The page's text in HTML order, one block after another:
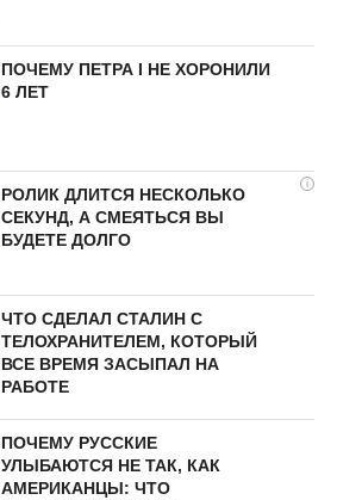
ПОЧЕМУ ПЕТРА I НЕ ХОРОНИЛИ
6 ЛЕТ
i
РОЛИК ДЛИТСЯ НЕСКОЛЬКО
СЕКУНД, А СМЕЯТЬСЯ ВЫ
БУДЕТЕ ДОЛГО
ЧТО СДЕЛАЛ СТАЛИН С
ТЕЛОХРАНИТЕЛЕМ, КОТОРЫЙ
ВСЕ ВРЕМЯ ЗАСЫПАЛ НА
РАБОТЕ
ПОЧЕМУ РУССКИЕ
УЛЫБАЮТСЯ НЕ ТАК, КАК
АМЕРИКАНЦЫ: ЧТО